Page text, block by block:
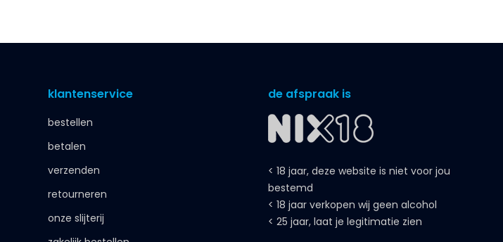
klantenservice
bestellen
betalen
verzenden
retourneren
onze slijterij
de afspraak is
< 18 jaar, deze website is niet voor jou
bestemd
< 18 jaar verkopen wij geen alcohol
< 25 jaar, laat je legitimatie zien